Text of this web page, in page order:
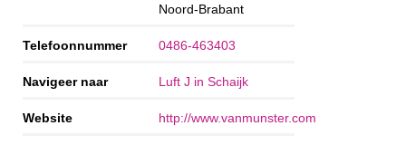
Noord-Brabant
Telefoonnummer 0486-463403
Navigeer naar Luft J in Schaijk
Website http://www.vanmunster.com